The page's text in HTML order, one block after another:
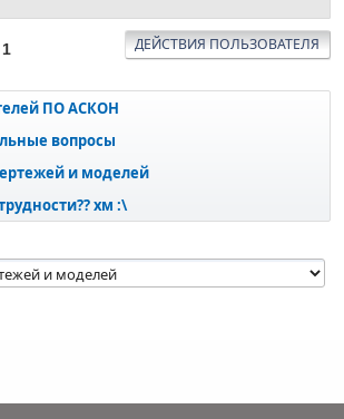
1 ДЕЙСТВИЯ ПОЛЬЗОВАТЕЛЯ
ПО АСКОН
вопросы
и моделей
хм :\